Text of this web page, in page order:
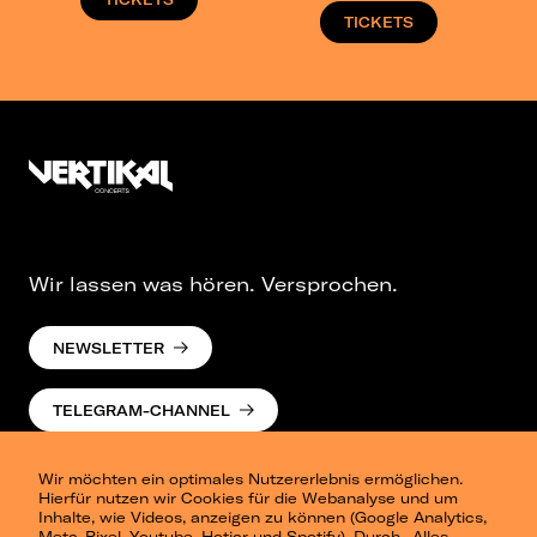
TICKETS
Wir möchten ein optimales Nutzererlebnis ermöglichen.
Hierfür nutzen wir Cookies für die Webanalyse und um
Inhalte, wie Videos, anzeigen zu können (Google Analytics,
Wir lassen was hören. Versprochen.
NEWSLETTER
TELEGRAM-CHANNEL